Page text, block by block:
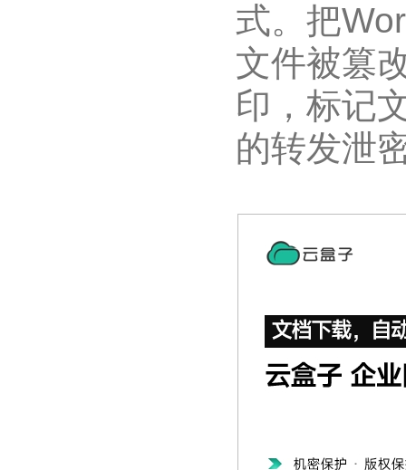
式。把
文件被篡
印，标记
的转发泄